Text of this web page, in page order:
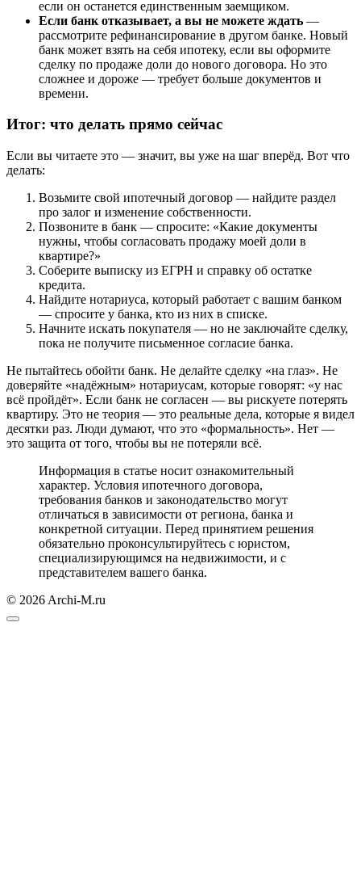
если он останется единственным заемщиком.
Если банк отказывает, а вы не можете ждать —
рассмотрите рефинансирование в другом банке. Новый
банк может взять на себя ипотеку, если вы оформите
сделку по продаже доли до нового договора. Но это
сложнее и дороже — требует больше документов и
времени.
Итог: что делать прямо сейчас
Если вы читаете это — значит, вы уже на шаг вперёд. Вот что
делать:
Возьмите свой ипотечный договор — найдите раздел
про залог и изменение собственности.
Позвоните в банк — спросите: «Какие документы
нужны, чтобы согласовать продажу моей доли в
квартире?»
Соберите выписку из ЕГРН и справку об остатке
кредита.
Найдите нотариуса, который работает с вашим банком
— спросите у банка, кто из них в списке.
Начните искать покупателя — но не заключайте сделку,
пока не получите письменное согласие банка.
Не пытайтесь обойти банк. Не делайте сделку «на глаз». Не
доверяйте «надёжным» нотариусам, которые говорят: «у нас
всё пройдёт». Если банк не согласен — вы рискуете потерять
квартиру. Это не теория — это реальные дела, которые я видел
десятки раз. Люди думают, что это «формальность». Нет —
это защита от того, чтобы вы не потеряли всё.
Информация в статье носит ознакомительный
характер. Условия ипотечного договора,
требования банков и законодательство могут
отличаться в зависимости от региона, банка и
конкретной ситуации. Перед принятием решения
обязательно проконсультируйтесь с юристом,
специализирующимся на недвижимости, и с
представителем вашего банка.
© 2026 Archi-M.ru